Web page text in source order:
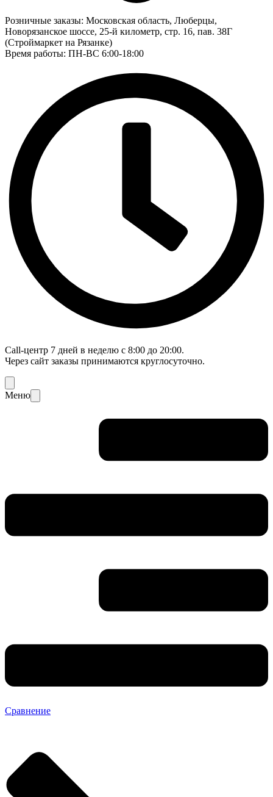
Розничные заказы: Московская область, Люберцы,
Новорязанское шоссе, 25-й километр, стр. 16, пав. 38Г
(Строймаркет на Рязанке)
Время работы: ПН-ВС 6:00-18:00
Call-центр 7 дней в неделю с 8:00 до 20:00.
Через сайт заказы принимаются круглосуточно.
Меню
Сравнение